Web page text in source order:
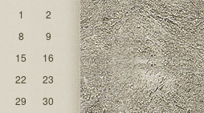
1
2
8
9
15
16
22
23
29
30